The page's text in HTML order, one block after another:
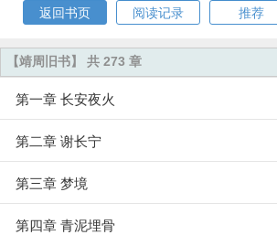
返回书页
阅读记录 推荐
【靖周旧书】 共 273 章
第一章 长安夜火
第二章 谢长宁
第三章 梦境
第四章 青泥埋骨